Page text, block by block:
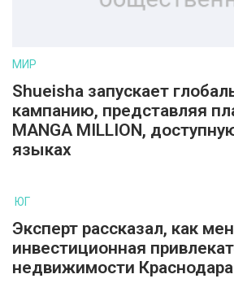
МИР
Shueisha запускает
кампанию, представляя
MANGA MILLION,
языках
ЮГ
Эксперт рассказал, как
инвестиционная
недвижимости